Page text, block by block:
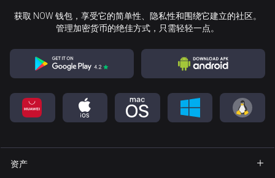
获取 NOW 钱包，享受它的简单性、隐私性和围绕它建立的社区。
管理加密货币的绝佳方式，只需轻轻一点。
资产